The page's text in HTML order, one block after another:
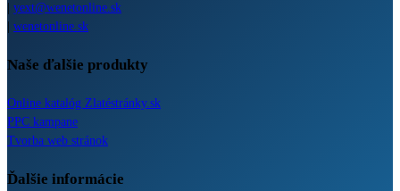
yext@wenetonline.sk
wenetonline.sk
Naše ďalšie produkty
Online katalóg Zlatéstránky.sk
PPC kampane
Tvorba web stránok
Ďalšie informácie